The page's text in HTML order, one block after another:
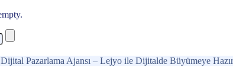
Pazarlama Ajansı – Lejyo ile Dijitalde Büyümeye Hazır